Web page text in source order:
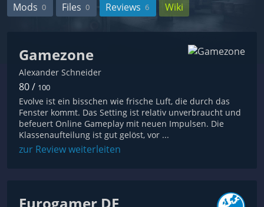
Mods 0 Files 0 Reviews 6 Wiki
Gamezone
Alexander Schneider
80 / 100
Evolve ist ein bisschen wie frische Luft, die durch das
Fenster kommt. Das Setting ist relativ unverbraucht und
befeuert Online Gameplay mit neuen Impulsen. Die
Klassenaufteilung ist gut gelöst, vor ...
zur Review weiterleiten